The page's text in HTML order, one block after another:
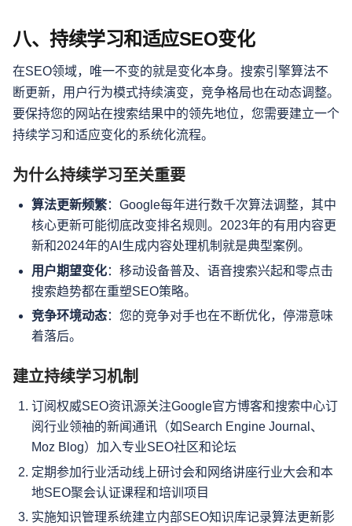
八、持续学习和适应SEO变化
在SEO领域，唯一不变的就是变化本身。搜索引擎算法不
断更新，用户行为模式持续演变，竞争格局也在动态调整。
要保持您的网站在搜索结果中的领先地位，您需要建立一个
持续学习和适应变化的系统化流程。
为什么持续学习至关重要
算法更新频繁：Google每年进行数千次算法调整，其中
核心更新可能彻底改变排名规则。2023年的有用内容更
新和2024年的AI生成内容处理机制就是典型案例。
用户期望变化：移动设备普及、语音搜索兴起和零点击
搜索趋势都在重塑SEO策略。
竞争环境动态：您的竞争对手也在不断优化，停滞意味
着落后。
建立持续学习机制
订阅权威SEO资讯源关注Google官方博客和搜索中心订
阅行业领袖的新闻通讯（如Search Engine Journal、
Moz Blog）加入专业SEO社区和论坛
定期参加行业活动线上研讨会和网络讲座行业大会和本
地SEO聚会认证课程和培训项目
实施知识管理系统建立内部SEO知识库记录算法更新影